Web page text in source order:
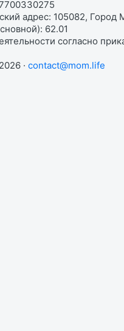
адрес: 105082, Город
62.01
согласно
· contact@mom.life